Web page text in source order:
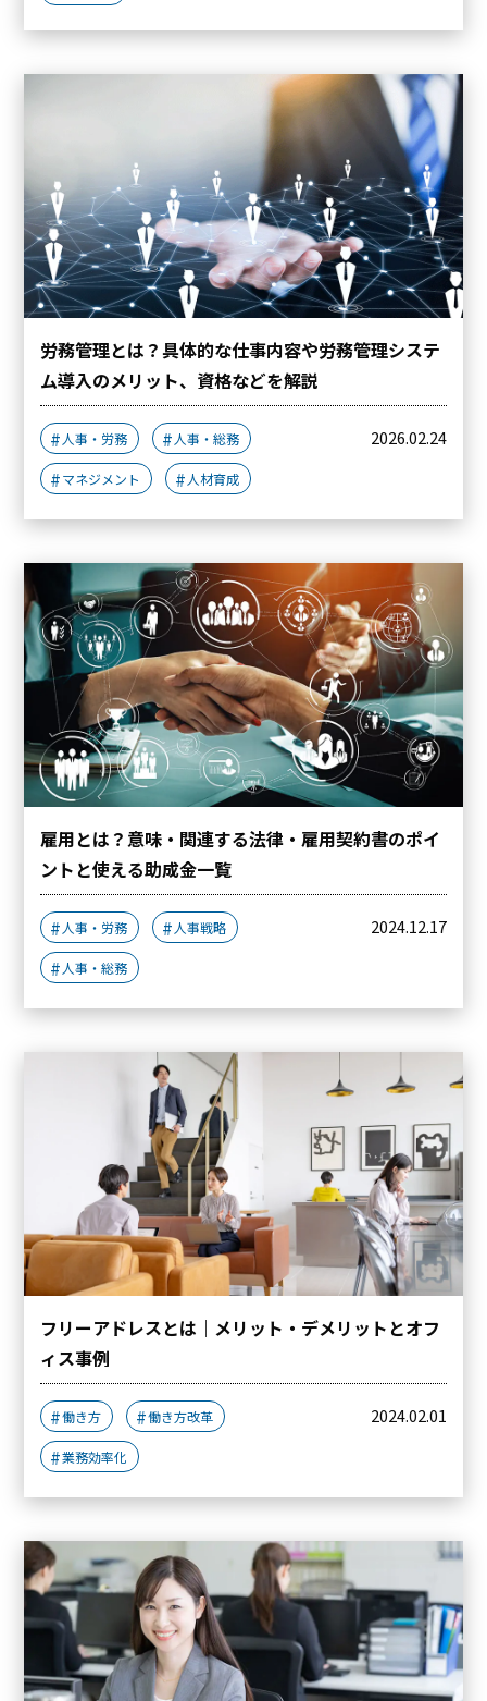
労務管理とは？具体的な仕事内容や労務管理システ
ム導入のメリット、資格などを解説
人事・労務 人事・総務
マネジメント 人材育成
2026.02.24
雇用とは？意味・関連する法律・雇用契約書のポイ
ントと使える助成金一覧
人事・労務 人事戦略
人事・総務
2024.12.17
フリーアドレスとは｜メリット・デメリットとオフ
ィス事例
働き方 働き方改革
業務効率化
2024.02.01